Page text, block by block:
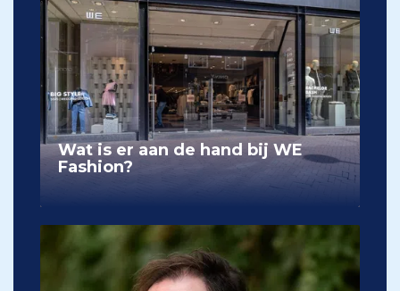
Wat is er aan de hand bij WE
Fashion?